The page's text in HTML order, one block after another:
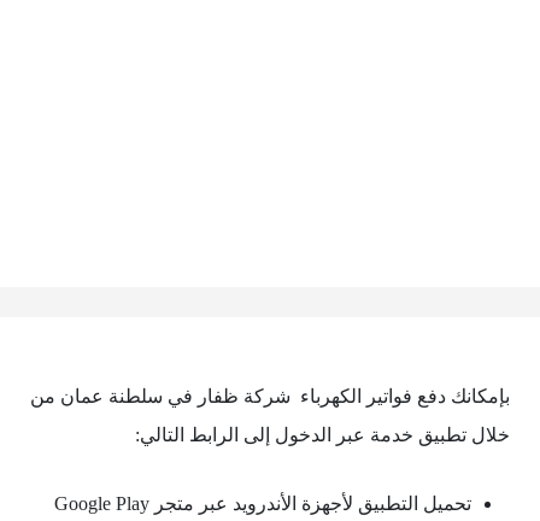
بإمكانك دفع فواتير الكهرباء شركة ظفار في سلطنة عمان من
خلال تطبيق خدمة عبر الدخول إلى الرابط التالي:
تحميل التطبيق لأجهزة الأندرويد عبر متجر Google Play